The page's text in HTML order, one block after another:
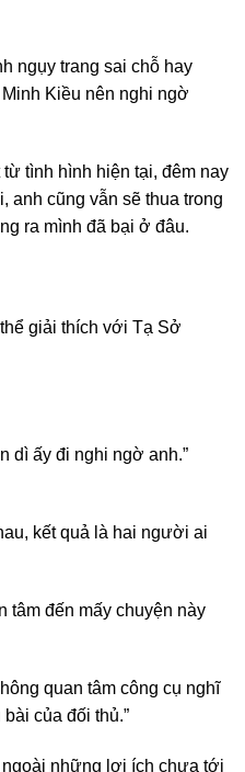
ngụy trang sai chỗ hay
Kiều nên nghi ngờ
tình hình hiện tại, đêm nay
anh cũng vẫn sẽ thua trong
ra mình đã bại ở đâu.
giải thích với Tạ Sở
dì ấy đi nghi ngờ anh.”
kết quả là hai người ai
tâm đến mấy chuyện này
quan tâm công cụ nghĩ
của đối thủ.”
những lợi ích chưa tới